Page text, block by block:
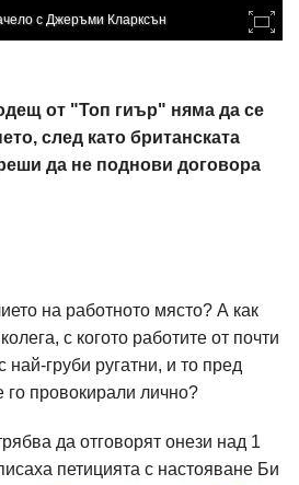
с Джеръми Кларксън
от "Топ гиър" няма да се
след като британската
да не поднови договора
на работното място? А как
с когото работите от почти
най-груби ругатни, и то пред
го провокирали лично?
да отговорят онези над 1
петицията с настояване Би